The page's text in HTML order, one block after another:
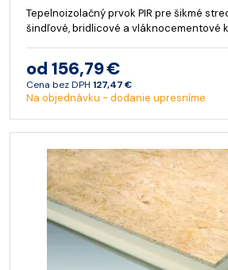
Tepelnoizolačný prvok PIR pre šikmé
šindľové, bridlicové a vláknocementové
od 156,79 €
Cena bez DPH 127,47 €
Na objednávku - dodanie upresníme